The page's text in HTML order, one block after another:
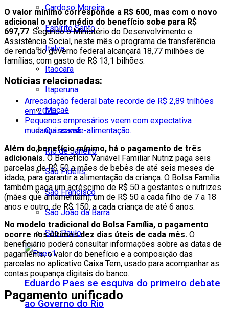
Cardoso Moreira
Espírito Santo
Italva
Itaocara
Itaperuna
Macaé
Quissamã
Rio de Janeiro
São Fidélis
São Francisco
São João da Barra
São Paulo
Eduardo Paes se esquiva do primeiro debate
ao Governo do Rio
O valor mínimo corresponde a R$ 600, mas com o novo
adicional o valor médio do benefício sobe para R$
697,77. Segundo o Ministério do Desenvolvimento e
Assistência Social, neste mês o programa de transferência
de renda do governo federal alcançará 18,77 milhões de
famílias, com gasto de R$ 13,1 bilhões.
Notícias relacionadas:
Arrecadação federal bate recorde de R$ 2,89 trilhões
em 2025.
Pequenos empresários veem com expectativa
mudança no vale-alimentação.
Além do benefício mínimo, há o pagamento de três
adicionais.O Benefício Variável Familiar Nutriz paga seis
parcelas de R$ 50 a mães de bebês de até seis meses de
idade, para garantir a alimentação da criança. O Bolsa Família
também paga um acréscimo de R$ 50 a gestantes e nutrizes
(mães que amamentam), um de R$ 50 a cada filho de 7 a 18
anos e outro, de R$ 150, a cada criança de até 6 anos.
No modelo tradicional do Bolsa Família, o pagamento
ocorre nos últimos dez dias úteis de cada mês. O
beneficiário poderá consultar informações sobre as datas de
pagamento, o valor do benefício e a composição das
parcelas no aplicativo Caixa Tem, usado para acompanhar as
contas poupança digitais do banco.
Pagamento unificado